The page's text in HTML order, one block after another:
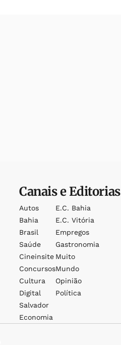
Canais e Editorias
Autos
Bahia
Brasil
Saúde
Cineinsite
Concursos
Cultura
Digital
Salvador
Economia
E.c. Bahia
E.c. Vitória
Empregos
Gastronomia
Muito
Mundo
Opinião
Política